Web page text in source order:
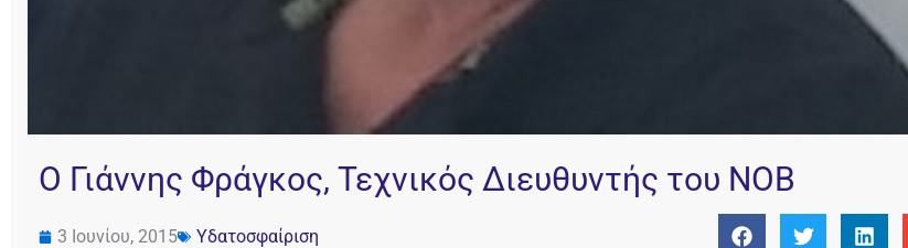
Ο Γιάννης Φράγκος, Τεχνικός Διευθυντής του ΝΟΒ
3 Ιουνίου, 2015 Υδατοσφαίριση